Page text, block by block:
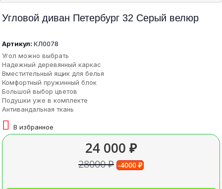
Угловой диван Петербург 32 Серый велюр
Артикул: КЛ0078
Угол можно выбрать
Надежный деревянный каркас
Вместительный ящик для белья
Комфортный пружинный блок
Большой выбор цветов
Подушки уже в комплекте
Антивандальная ткань
В избранное
24 000 ₽
28000 ₽ -4000 ₽